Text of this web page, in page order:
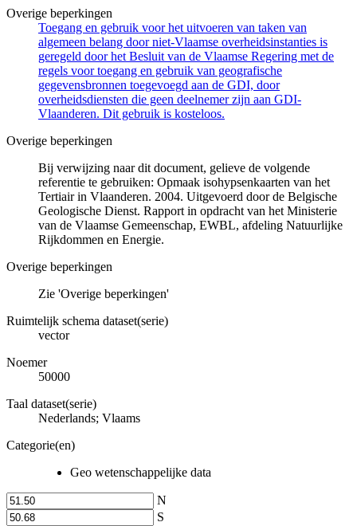
Overige beperkingen
Toegang en gebruik voor het uitvoeren van taken van
algemeen belang door niet-Vlaamse overheidsinstanties is
geregeld door het Besluit van de Vlaamse Regering met de
regels voor toegang en gebruik van geografische
gegevensbronnen toegevoegd aan de GDI, door
overheidsdiensten die geen deelnemer zijn aan GDI-
Vlaanderen. Dit gebruik is kosteloos.
Overige beperkingen
Bij verwijzing naar dit document, gelieve de volgende
referentie te gebruiken: Opmaak isohypsenkaarten van het
Tertiair in Vlaanderen. 2004. Uitgevoerd door de Belgische
Geologische Dienst. Rapport in opdracht van het Ministerie
van de Vlaamse Gemeenschap, EWBL, afdeling Natuurlijke
Rijkdommen en Energie.
Overige beperkingen
Zie 'Overige beperkingen'
Ruimtelijk schema dataset(serie)
vector
Noemer
50000
Taal dataset(serie)
Nederlands; Vlaams
Categorie(en)
Geo wetenschappelijke data
N
S